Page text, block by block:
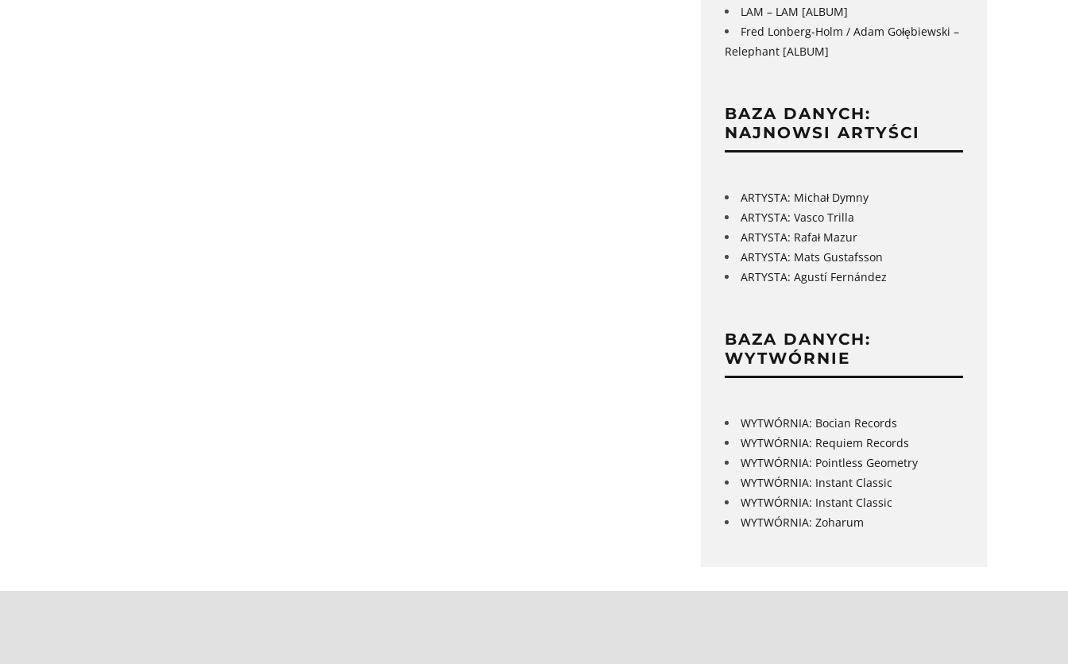
LAM – LAM [ALBUM]
Fred Lonberg-Holm / Adam Gołębiewski –
Relephant [ALBUM]
BAZA DANYCH:
NAJNOWSI ARTYŚCI
ARTYSTA: Michał Dymny
ARTYSTA: Vasco Trilla
ARTYSTA: Rafał Mazur
ARTYSTA: Mats Gustafsson
ARTYSTA: Agustí Fernández
BAZA DANYCH:
WYTWÓRNIE
WYTWÓRNIA: Bocian Records
WYTWÓRNIA: Requiem Records
WYTWÓRNIA: Pointless Geometry
WYTWÓRNIA: Instant Classic
WYTWÓRNIA: Instant Classic
WYTWÓRNIA: Zoharum